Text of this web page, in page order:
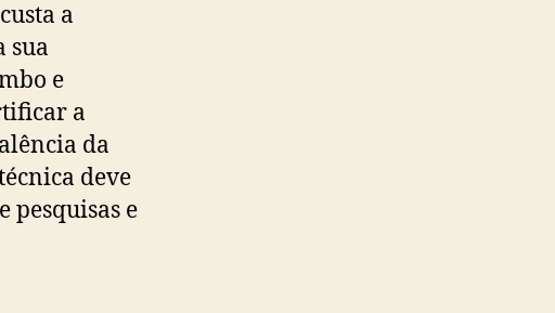
a
sua
e
a
da
deve
pesquisas e